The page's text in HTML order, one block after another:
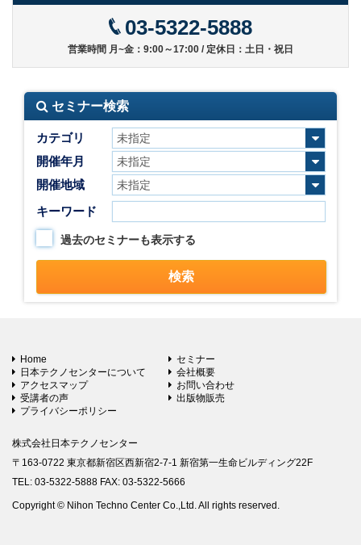
03-5322-5888
営業時間 月~金：9:00～17:00 / 定休日：土日・祝日
セミナー検索
カテゴリ
開催年月
開催地域
キーワード
過去のセミナーも表示する
Home
セミナー
日本テクノセンターについて
会社概要
アクセスマップ
お問い合わせ
受講者の声
出版物販売
プライバシーポリシー
株式会社日本テクノセンター
〒163-0722 東京都新宿区西新宿2-7-1 新宿第一生命ビルディング22F
TEL: 03-5322-5888 FAX: 03-5322-5666
Copyright © Nihon Techno Center Co.,Ltd. All rights reserved.